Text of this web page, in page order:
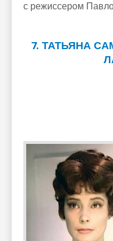
с режиссером
7. ТАТЬЯНА